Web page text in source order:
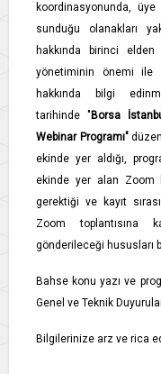
koordinasyonunda,
sunduğu olanakları
hakkında birinci
yönetiminin önemi ile
hakkında bilgi
tarihinde " Borsa
Webinar Programı"
ekinde yer aldığı,
ekinde yer alan Zoom
gerektiği ve kayıt
Zoom toplantısına
gönderileceği hususları
Bahse konu yazı ve
Genel ve Teknik
Bilgilerinize arz ve rica